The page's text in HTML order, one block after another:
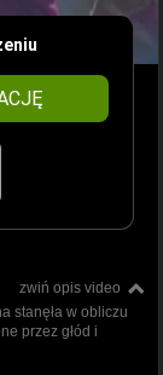
zwiń opis video
stanęła w obliczu
przez głód i